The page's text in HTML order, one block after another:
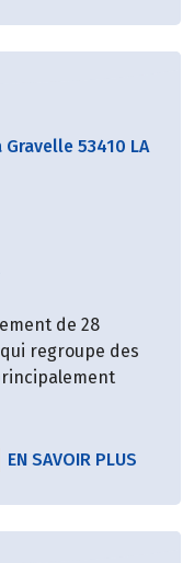
53410 LA
de 28
regroupe des
EN SAVOIR PLUS